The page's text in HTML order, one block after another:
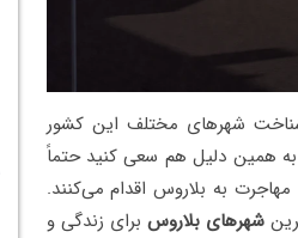
شهرهای مختلف این کشور
به همین دلیل هم سعی کنید حتماً
به بلاروس اقدام می‌کنند.
شهرهای بلاروسبرای زندگی و